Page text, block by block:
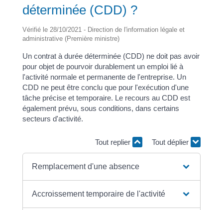
déterminée (CDD) ?
Vérifié le 28/10/2021 - Direction de l'information légale et
administrative (Première ministre)
Un contrat à durée déterminée (CDD) ne doit pas avoir
pour objet de pourvoir durablement un emploi lié à
l'activité normale et permanente de l'entreprise. Un
CDD ne peut être conclu que pour l'exécution d'une
tâche précise et temporaire. Le recours au CDD est
également prévu, sous conditions, dans certains
secteurs d'activité.
Tout replier Tout déplier
Remplacement d'une absence
Accroissement temporaire de l'activité